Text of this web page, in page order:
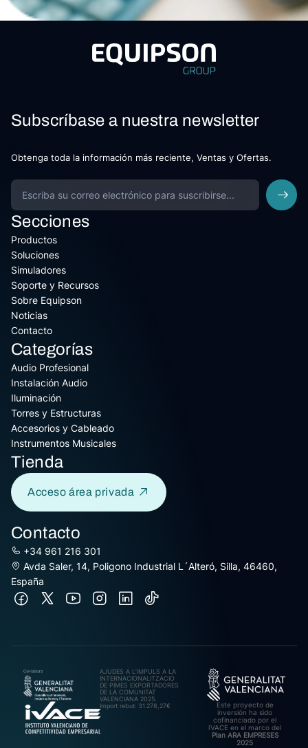
Subscríbase a nuestra newsletter
Obtenga toda la información más reciente, Ventas y Ofertas.
Secciones
Productos
Soluciones
Simuladores
Soporte y Recursos
Sobre Equipson
Noticias
Contacto
Categorías
Audio Profesional
Instalación Audio
Iluminación
Torres y Estructuras
Accesorios y Cableado
Instrumentos Musicales
Tienda
Acceso área privada
Contacto
+34 961 216 301
Avda Saler, 14, Poligono Industrial L´Alteró, Silla, 46460,
España
AJUDES A L’IMPULS A LA
INTERNACIONALITZACIÓ
DE PIMES EXPORTADORES
DE LA COMUNITAT
VALENCIANA 2025.
Import rebut: 31.278,27€
Este proyecto de
inversión ha sido
cofinanciado por el
IVACE en el marco del
Plan ARA EMPRESES
2025